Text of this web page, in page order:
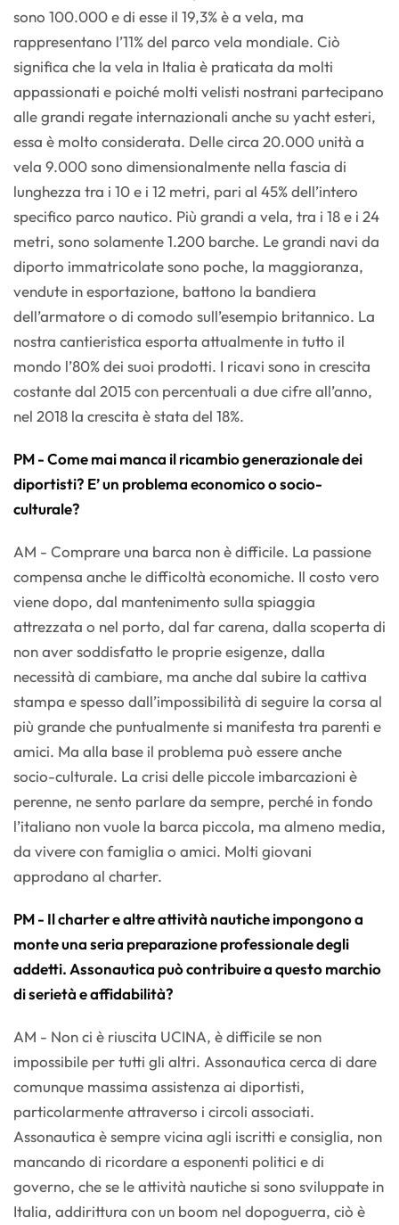
sono 100.000 e di esse il 19,3% è a vela, ma
rappresentano l’11% del parco vela mondiale. Ciò
significa che la vela in Italia è praticata da molti
appassionati e poiché molti velisti nostrani partecipano
alle grandi regate internazionali anche su yacht esteri,
essa è molto considerata. Delle circa 20.000 unità a
vela 9.000 sono dimensionalmente nella fascia di
lunghezza tra i 10 e i 12 metri, pari al 45% dell’intero
specifico parco nautico. Più grandi a vela, tra i 18 e i 24
metri, sono solamente 1.200 barche. Le grandi navi da
diporto immatricolate sono poche, la maggioranza,
vendute in esportazione, battono la bandiera
dell’armatore o di comodo sull’esempio britannico. La
nostra cantieristica esporta attualmente in tutto il
mondo l’80% dei suoi prodotti. I ricavi sono in crescita
costante dal 2015 con percentuali a due cifre all’anno,
nel 2018 la crescita è stata del 18%.
PM - Come mai manca il ricambio generazionale dei
diportisti? E’ un problema economico o socio-
culturale?
AM - Comprare una barca non è difficile. La passione
compensa anche le difficoltà economiche. Il costo vero
viene dopo, dal mantenimento sulla spiaggia
attrezzata o nel porto, dal far carena, dalla scoperta di
non aver soddisfatto le proprie esigenze, dalla
necessità di cambiare, ma anche dal subire la cattiva
stampa e spesso dall’impossibilità di seguire la corsa al
più grande che puntualmente si manifesta tra parenti e
amici. Ma alla base il problema può essere anche
socio-culturale. La crisi delle piccole imbarcazioni è
perenne, ne sento parlare da sempre, perché in fondo
l’italiano non vuole la barca piccola, ma almeno media,
da vivere con famiglia o amici. Molti giovani
approdano al charter.
PM - Il charter e altre attività nautiche impongono a
monte una seria preparazione professionale degli
addetti. Assonautica può contribuire a questo marchio
di serietà e affidabilità?
AM - Non ci è riuscita UCINA, è difficile se non
impossibile per tutti gli altri. Assonautica cerca di dare
comunque massima assistenza ai diportisti,
particolarmente attraverso i circoli associati.
Assonautica è sempre vicina agli iscritti e consiglia, non
mancando di ricordare a esponenti politici e di
governo, che se le attività nautiche si sono sviluppate in
Italia, addirittura con un boom nel dopoguerra, ciò è